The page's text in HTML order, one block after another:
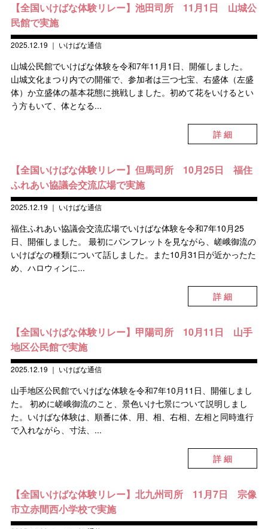
【全国いけばな体験リレー】池田司所 11月1日 山城公
民館で実施
2025.12.19 ｜ いけばな通信
山城公民館でいけばな体験を令和7年11月1日、開催しました。
山城文化まつり内での開催で、参加者は三つ七宝、右盛体（左盛
体）か立盛体の基本花態に挑戦しました。初めて花をいけるとい
う方もいて、体となる...
詳 細
【全国いけばな体験リレー】但馬司所 10月25日 福住
ふれあい協議会交流広場で実施
2025.12.19 ｜ いけばな通信
福住ふれあい協議会交流広場でいけばな体験を令和7年10月25
日、開催しました。 最初にパンフレットを見ながら、嵯峨御流の
いけばなの種類について話しました。また10月31日が近かったた
め、ハロウィンに...
詳 細
【全国いけばな体験リレー】甲陽司所 10月11日 山手
地区公民館で実施
2025.12.19 ｜ いけばな通信
山手地区公民館でいけばな体験を令和7年10月11日、開催しまし
た。 初めに嵯峨御流のこと、景色いけ七景について説明しまし
た。いけばな体験は、順番に体、用、相、右相、左相と同時進行
で入れながら、寸法、...
詳 細
【全国いけばな体験リレー】北九州司所 11月7日 宗像
市立赤間西小学校で実施